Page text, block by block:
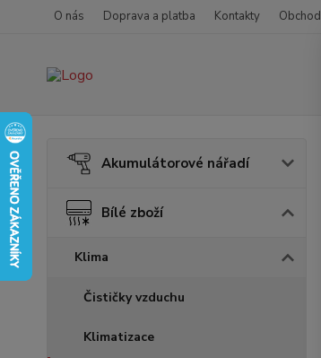
O nás Doprava a platba Kontakty Obchod
Akumulátorové nářadí
Bílé zboží
Klima
Čističky vzduchu
Klimatizace